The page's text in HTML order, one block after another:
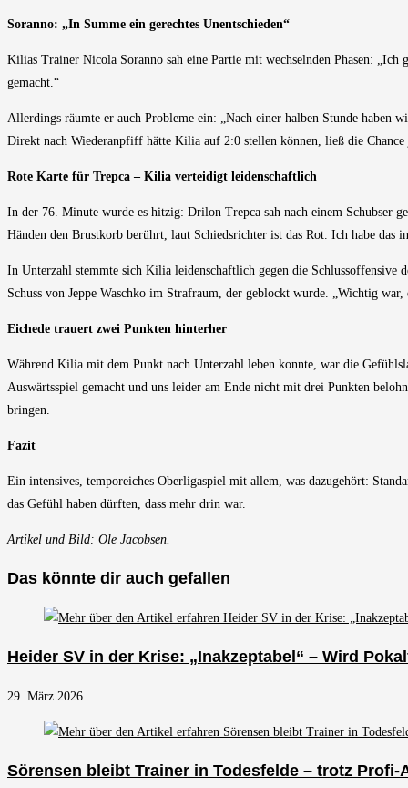
Soranno: „In Summe ein gerechtes Unentschieden“
Kilias Trainer Nicola Soranno sah eine Partie mit wechselnden Phasen:
gemacht.“
Allerdings räumte er auch Probleme ein: „Nach einer halben Stunde haben
Direkt nach Wiederanpfiff hätte Kilia auf 2:0 stellen können, ließ die
Rote Karte für Trepca – Kilia verteidigt leidenschaftlich
In der 76. Minute wurde es hitzig: Drilon Trepca sah nach einem Schubser
Händen den Brustkorb berührt, laut Schiedsrichter ist das Rot. Ich habe das
In Unterzahl stemmte sich Kilia leidenschaftlich gegen die
Schuss von Jeppe Waschko im Strafraum, der geblockt wurde. „Wichtig
Eichede trauert zwei Punkten hinterher
Während Kilia mit dem Punkt nach Unterzahl leben konnte, war die
Auswärtsspiel gemacht und uns leider am Ende nicht mit drei Punkten
bringen.
Fazit
Ein intensives, temporeiches Oberligaspiel mit allem, was dazugehört:
das Gefühl haben dürften, dass mehr drin war.
Artikel und Bild: Ole Jacobsen.
Das könnte dir auch gefallen
Heider SV in der Krise: „Inakzeptabel“ – Wird
29. März 2026
Sörensen bleibt Trainer in Todesfelde – trotz Profi-